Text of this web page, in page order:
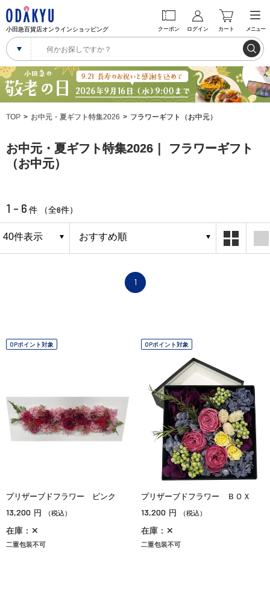
小田急百貨店オンラインショッピング クーポン ログイン カート メニュー
TOP お中元・夏ギフト特集2026 フラワーギフト（お中元）
お中元・夏ギフト特集2026｜ フラワーギフト
（お中元）
1 - 6 件 （全6件）
1
OPポイント対象
プリザーブドフラワー ピンク
13,200 円 （税込）
在庫：✕
二重包装不可
OPポイント対象
プリザーブドフラワー ＢＯＸ
13,200 円 （税込）
在庫：✕
二重包装不可